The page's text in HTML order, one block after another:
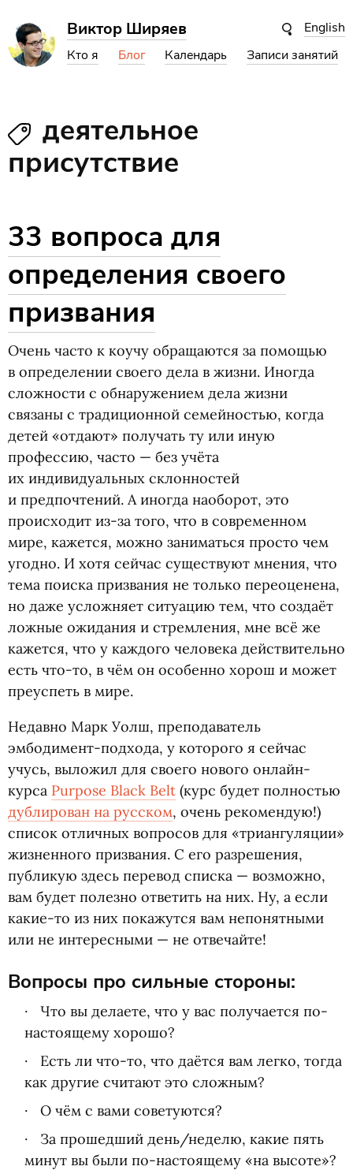
English
Виктор Ширяев
Кто я Блог Календарь Записи занятий
деятельное
присутствие
33 вопроса для
определения своего
призвания
Очень часто к коучу обращаются за помощью
в определении своего дела в жизни. Иногда
сложности с обнаружением дела жизни
связаны с традиционной семейностью, когда
детей «отдают» получать ту или иную
профессию, часто — без учёта
их индивидуальных склонностей
и предпочтений. А иногда наоборот, это
происходит из-за того, что в современном
мире, кажется, можно заниматься просто чем
угодно. И хотя сейчас существуют мнения, что
тема поиска призвания не только переоценена,
но даже усложняет ситуацию тем, что создаёт
ложные ожидания и стремления, мне всё же
кажется, что у каждого человека действительно
есть что-то, в чём он особенно хорош и может
преуспеть в мире.
Недавно Марк Уолш, преподаватель
эмбодимент-подхода, у которого я сейчас
учусь, выложил для своего нового онлайн-
курса Purpose Black Belt (курс будет полностью
дублирован на русском, очень рекомендую!)
список отличных вопросов для «триангуляции»
жизненного призвания. С его разрешения,
публикую здесь перевод списка — возможно,
вам будет полезно ответить на них. Ну, а если
какие-то из них покажутся вам непонятными
или не интересными — не отвечайте!
Вопросы про сильные стороны:
Что вы делаете, что у вас получается по-
настоящему хорошо?
Есть ли что-то, что даётся вам легко, тогда
как другие считают это сложным?
О чём с вами советуются?
За прошедший день/неделю, какие пять
минут вы были по-настоящему «на высоте»?